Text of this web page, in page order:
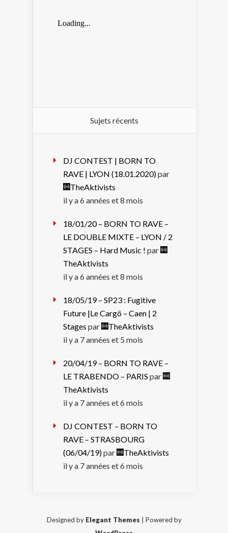
Sujets récents
DJ CONTEST | BORN TO
RAVE | LYON (18.01.2020)par
TheAktivists
il y a 6 années et 8 mois
18/01/20 – BORN TO RAVE –
LE DOUBLE MIXTE – LYON / 2
STAGES – Hard Music ! par
TheAktivists
il y a 6 années et 8 mois
18/05/19 – SP23 : Fugitive
Future |Le Cargö – Caen | 2
Stages par
TheAktivists
il y a 7 années et 5 mois
20/04/19 – BORN TO RAVE –
LE TRABENDO – PARIS par
TheAktivists
il y a 7 années et 6 mois
DJ CONTEST – BORN TO
RAVE – STRASBOURG
(06/04/19)par
TheAktivists
il y a 7 années et 6 mois
Designed by Elegant Themes | Powered by